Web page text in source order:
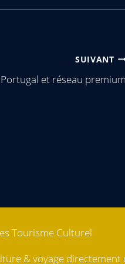
SUIVANT
et réseau premium
Tourisme Culturel
& voyage